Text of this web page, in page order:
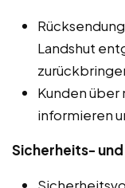
Landshut
Kunden
informieren
Sicherheits-